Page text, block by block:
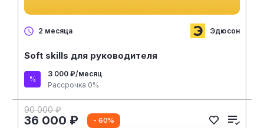
2 месяца Эдюсон
Soft skills для руководителя
3 000 ₽/месяц
Рассрочка 0%
90 000 ₽
36 000 ₽ - 60%